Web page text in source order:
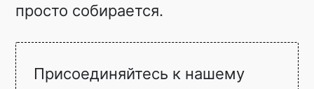
просто собирается.
Присоединяйтесь к нашему